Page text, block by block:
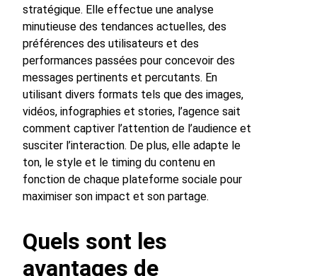
stratégique. Elle effectue une analyse
minutieuse des tendances actuelles, des
préférences des utilisateurs et des
performances passées pour concevoir des
messages pertinents et percutants. En
utilisant divers formats tels que des images,
vidéos, infographies et stories, l’agence sait
comment captiver l’attention de l’audience et
susciter l’interaction. De plus, elle adapte le
ton, le style et le timing du contenu en
fonction de chaque plateforme sociale pour
maximiser son impact et son partage.
Quels sont les
avantages de